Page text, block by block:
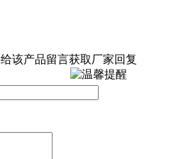
该产品留言获取厂家回复